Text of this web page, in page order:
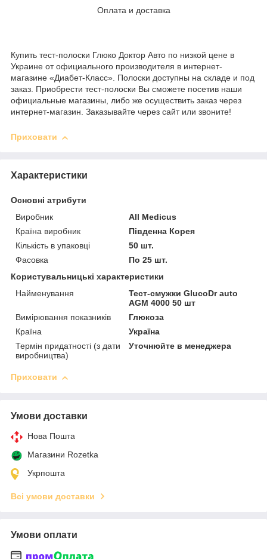
Оплата и доставка
Купить тест-полоски Глюко Доктор Авто по низкой цене в
Украине от официального производителя в интернет-
магазине «Диабет-Класс». Полоски доступны на складе и под
заказ. Приобрести тест-полоски Вы сможете посетив наши
официальные магазины, либо же осуществить заказ через
интернет-магазин. Заказывайте через сайт или звоните!
Приховати
Характеристики
Основні атрибути
Виробник
All Medicus
Країна виробник
Південна Корея
Кількість в упаковці
50 шт.
Фасовка
По 25 шт.
Користувальницькі характеристики
Найменування
Тест-смужки GlucoDr auto
AGM 4000 50 шт
Вимірювання показників
Глюкоза
Країна
Україна
Термін придатності (з дати
виробництва)
Уточнюйте в менеджера
Приховати
Умови доставки
Нова Пошта
Магазини Rozetka
Укрпошта
Всі умови доставки
Умови оплати